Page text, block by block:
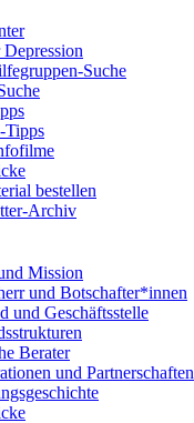
Depression
Suche
Tipps
bestellen
Archiv
Mission
und Botschafter*innen
und Geschäftsstelle
Berater
und Partnerschaften